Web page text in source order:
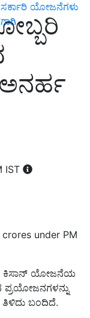
ಸರ್ಕಾರಿ ಯೋಜನೆಗಳು
IST
under PM
ಕಿಸಾನ್‌ ಯೋಜನೆಯ
ತಿಳಿದು ಬಂದಿದೆ.